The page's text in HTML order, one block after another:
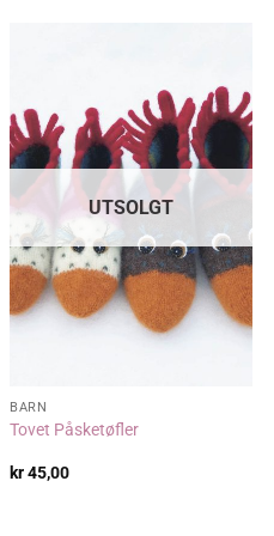
UTSOLGT
BARN
Tovet Påsketøfler
kr45,00